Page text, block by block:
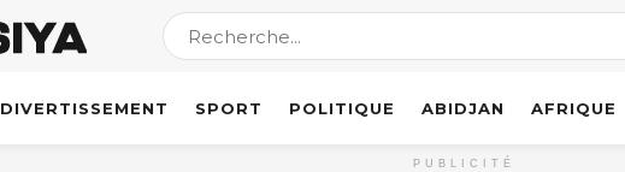
DIVERTISSEMENT SPORT POLITIQUE ABIDJAN AFRIQUE
PUBLICITÉ